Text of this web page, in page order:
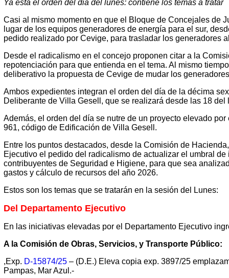
Ya está el órden del dia del lunes: contiene los temas a tratar
Casi al mismo momento en que el Bloque de Concejales de
lugar de los equipos generadores de energía para el sur,
pedido realizado por Cevige, para trasladar los generadores
Desde el radicalismo en el concejo proponen citar a la
repotenciación para que entienda en el tema. Al mismo
deliberativo la propuesta de Cevige de mudar los
Ambos expedientes integran el orden del día de la décima
Deliberante de Villa Gesell, que se realizará desde las 18 del
Además, el orden del día se nutre de un proyecto elevado
961, código de Edificación de Villa Gesell.
Entre los puntos destacados, desde la Comisión de
Ejecutivo el pedido del radicalismo de actualizar el umbral
contribuyentes de Seguridad e Higiene, para que sea
gastos y cálculo de recursos del año 2026.
Estos son los temas que se tratarán en la sesión del Lunes:
Del Departamento Ejecutivo
En las iniciativas elevadas por el Departamento Ejecutivo
A la Comisión de Obras, Servicios, y Transporte Público:
,Exp. D-15874/25 – (D.E.) Eleva copia exp. 3897/25
Pampas, Mar Azul.-